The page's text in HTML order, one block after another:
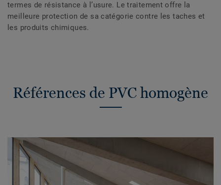
termes de résistance à l’usure. Le traitement offre la
meilleure protection de sa catégorie contre les taches et
les produits chimiques.
Références de PVC homogène